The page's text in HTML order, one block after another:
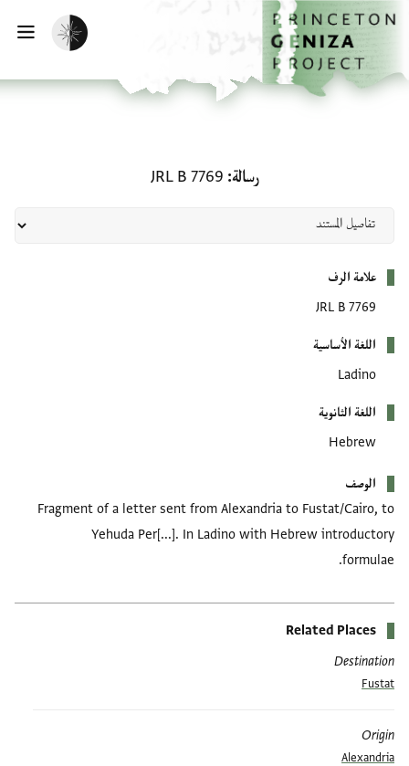
تخطي إلى المحتوى الرئيسي
الصفحة الرئيسية
تفعيل الوضع المظلم
رسالة JRL B 7769
علامة الرف
JRL B 7769
اللغة الأساسية
Ladino
اللغة الثانوية
Hebrew
الوصف
Fragment of a letter sent from Alexandria to Fustat/Cairo, to
Yehuda Per[...]. In Ladino with Hebrew introductory
formulae.
Related Places
Destination
Fustat
Origin
Alexandria